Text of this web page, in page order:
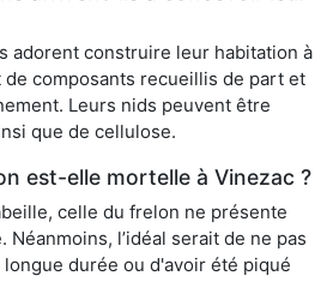
adorent construire leur habitation à
de composants recueillis de part et
Leurs nids peuvent être
que de cellulose.
est-elle mortelle à Vinezac ?
celle du frelon ne présente
Néanmoins, l’idéal serait de ne pas
durée ou d'avoir été piqué